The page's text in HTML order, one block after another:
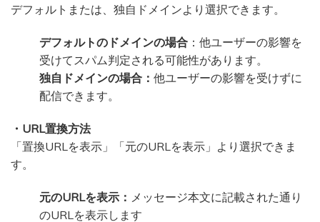
デフォルトまたは、独自ドメインより選択できます。
デフォルトのドメインの場合 ：他ユーザーの影響を
受けてスパム判定される可能性があります。
独自ドメインの場合： 他ユーザーの影響を受けずに
配信できます。
・URL置換方法
「置換URLを表示」「元のURLを表示」より選択できま
す。
元のURLを表示： メッセージ本文に記載された通り
のURLを表示します